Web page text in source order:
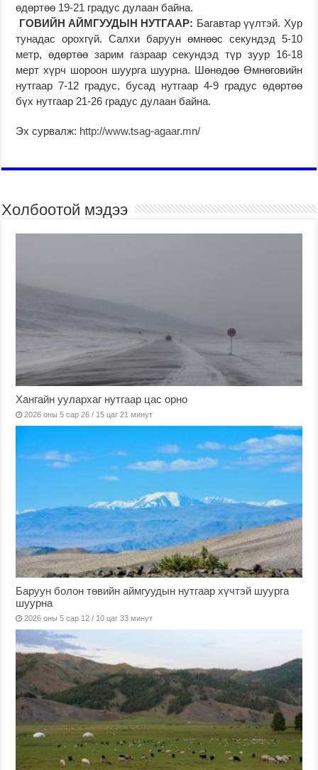
өдөртөө 19-21 градус дулаан байна.
ГОВИЙН АЙМГУУДЫН НУТГААР: Багавтар үүлтэй. Хур
тунадас орохгүй. Салхи баруун өмнөөс секундэд 5-10
метр, өдөртөө зарим газраар секундэд түр зуур 16-18
мерт хүрч шороон шуурга шуурна. Шөнөдөө Өмнөговийн
нутгаар 7-12 градус, бусад нутгаар 4-9 градус өдөртөө
бүх нутгаар 21-26 градус дулаан байна.
Эх сурвалж: http://www.tsag-agaar.mn/
Холбоотой мэдээ
Хангайн уулархаг нутгаар цас орно
2026 оны 5 сар 26 / 15 цаг 21 минут
Баруун болон төвийн аймгуудын нутгаар хүчтэй шуурга
шуурна
2026 оны 5 сар 12 / 10 цаг 33 минут